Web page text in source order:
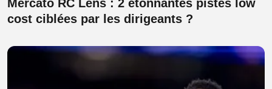
Mercato RC Lens : 2 étonnantes pistes low
cost ciblées par les dirigeants ?